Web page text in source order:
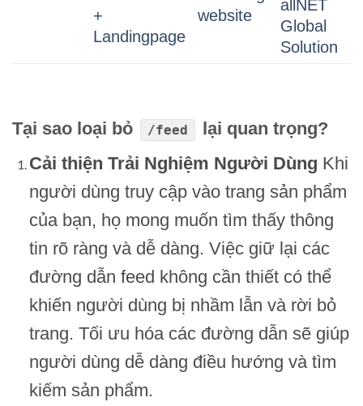
+
Landingpage
website
allNET
Global
Solution
Tại sao loại bỏ /feed
lại quan trọng?
Cải thiện Trải Nghiệm Người Dùng Khi
người dùng truy cập vào trang sản phẩm
của bạn, họ mong muốn tìm thấy thông
tin rõ ràng và dễ dàng. Việc giữ lại các
đường dẫn feed không cần thiết có thể
khiến người dùng bị nhầm lẫn và rời bỏ
trang. Tối ưu hóa các đường dẫn sẽ giúp
người dùng dễ dàng điều hướng và tìm
kiếm sản phẩm.